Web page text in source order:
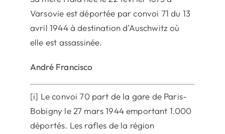
Varsovie est déportée par convoi 71 du 13
avril 1944 à destination d’Auschwitz où
elle est assassinée.
André Francisco
[i] Le convoi 70 part de la gare de Paris-
Bobigny le 27 mars 1944 emportant 1.000
déportés. Les rafles de la région